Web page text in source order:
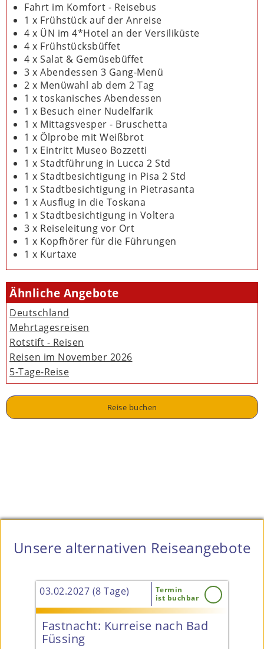
Fahrt im Komfort - Reisebus
1 x Frühstück auf der Anreise
4 x ÜN im 4*Hotel an der Versiliküste
4 x Frühstücksbüffet
4 x Salat & Gemüsebüffet
3 x Abendessen 3 Gang-Menü
2 x Menüwahl ab dem 2 Tag
1 x toskanisches Abendessen
1 x Besuch einer Nudelfarik
1 x Mittagsvesper - Bruschetta
1 x Ölprobe mit Weißbrot
1 x Eintritt Museo Bozzetti
1 x Stadtführung in Lucca 2 Std
1 x Stadtbesichtigung in Pisa 2 Std
1 x Stadtbesichtigung in Pietrasanta
1 x Ausflug in die Toskana
1 x Stadtbesichtigung in Voltera
3 x Reiseleitung vor Ort
1 x Kopfhörer für die Führungen
1 x Kurtaxe
Ähnliche Angebote
Deutschland
Mehrtagesreisen
Rotstift - Reisen
Reisen im November 2026
5-Tage-Reise
Unsere alternativen Reiseangebote
03.02.2027 (8 Tage)
Termin
ist buchbar
Fastnacht: Kurreise nach Bad
Füssing